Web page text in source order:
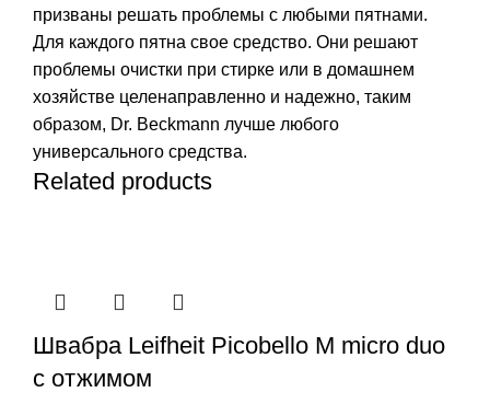
призваны решать проблемы с любыми пятнами.
Для каждого пятна свое средство. Они решают
проблемы очистки при стирке или в домашнем
хозяйстве целенаправленно и надежно, таким
образом, Dr. Beckmann лучше любого
универсального средства.
Related products
Швабра Leifheit Picobello М micro duo
с отжимом